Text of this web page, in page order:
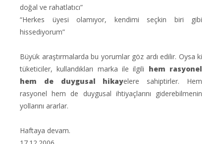
doğal ve rahatlatıcı”
“Herkes üyesi olamıyor, kendimi seçkin biri gibi
hissediyorum”
Büyük araştırmalarda bu yorumlar göz ardı edilir. Oysa ki
tüketiciler, kullandıkları marka ile ilgili hem rasyonel
hem de duygusal hikayelere sahiptirler. Hem
rasyonel hem de duygusal ihtiyaçlarını giderebilmenin
yollarını ararlar.
Haftaya devam.